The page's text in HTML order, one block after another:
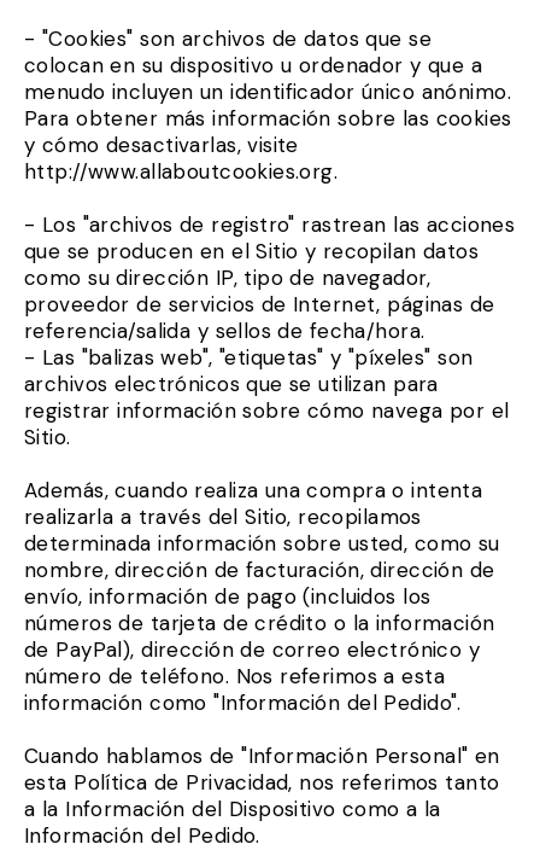
- "Cookies" son archivos de datos que se
colocan en su dispositivo u ordenador y que a
menudo incluyen un identificador único anónimo.
Para obtener más información sobre las cookies
y cómo desactivarlas, visite
http://www.allaboutcookies.org.
- Los "archivos de registro" rastrean las acciones
que se producen en el Sitio y recopilan datos
como su dirección IP, tipo de navegador,
proveedor de servicios de Internet, páginas de
referencia/salida y sellos de fecha/hora.
- Las "balizas web", "etiquetas" y "píxeles" son
archivos electrónicos que se utilizan para
registrar información sobre cómo navega por el
Sitio.
Además, cuando realiza una compra o intenta
realizarla a través del Sitio, recopilamos
determinada información sobre usted, como su
nombre, dirección de facturación, dirección de
envío, información de pago (incluidos los
números de tarjeta de crédito o la información
de PayPal), dirección de correo electrónico y
número de teléfono. Nos referimos a esta
información como "Información del Pedido".
Cuando hablamos de "Información Personal" en
esta Política de Privacidad, nos referimos tanto
a la Información del Dispositivo como a la
Información del Pedido.